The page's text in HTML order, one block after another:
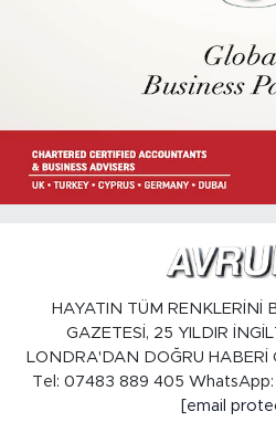
HAYATIN TÜM RENKLERİNİ
GAZETESİ, 25 YILDIR
LONDRA'DAN DOĞRU HABERİ
Tel: 07483 889 405
[email